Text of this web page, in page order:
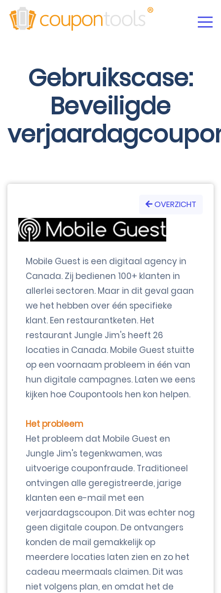
Gebruikscase:
Beveiligde
OVERZICHT
Mobile Guest is een digitaal agency in
Canada. Zij bedienen 100+ klanten in
allerlei sectoren. Maar in dit geval gaan
we het hebben over één specifieke
klant. Een restaurantketen. Het
restaurant Jungle Jim's heeft 26
locaties in Canada. Mobile Guest stuitte
op een voornaam probleem in één van
hun digitale campagnes. Laten we eens
kijken hoe Coupontools hen kon helpen.
Het probleem
Het probleem dat Mobile Guest en
Jungle Jim's tegenkwamen, was
uitvoerige couponfraude. Traditioneel
ontvingen alle geregistreerde, jarige
klanten een e-mail met een
verjaardagscoupon. Dit was echter nog
geen digitale coupon. De ontvangers
konden de mail gemakkelijk op
meerdere locaties laten zien en zo het
cadeau meermaals claimen. Dit was
niet volgens plan, en omdat het de